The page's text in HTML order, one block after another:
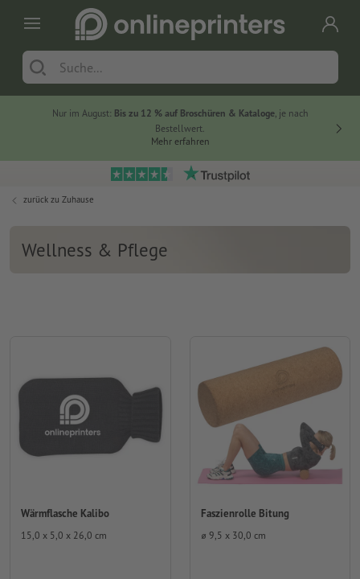
Nur im August: Bis zu 12 % auf Broschüren & Kataloge, je nach
Bestellwert.
Mehr erfahren
zurück zu Zuhause
Wellness & Pflege
Wärmflasche Kalibo
15,0 x 5,0 x 26,0 cm
Faszienrolle Bitung
⌀ 9,5 x 30,0 cm